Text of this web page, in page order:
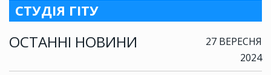
СТУДІЯ ГІТУ
ОСТАННІ НОВИНИ
27 ВЕРЕСНЯ
2024